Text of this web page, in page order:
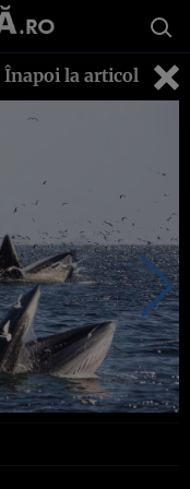
Înapoi la articol